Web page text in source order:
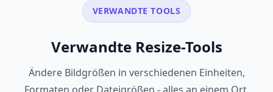
VERWANDTE TOOLS
Verwandte Resize-Tools
Ändere Bildgrößen in verschiedenen Einheiten,